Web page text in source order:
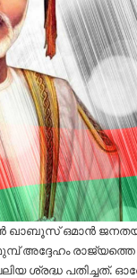
ഖാബൂസ് ഒമാന്‍
അദ്ദേഹം രാജ്യത്തെ
ശ്രദ്ധ പതിച്ചത്.